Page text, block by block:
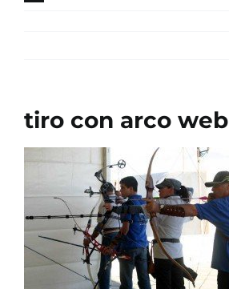
CONTACTO
tiro con arco web